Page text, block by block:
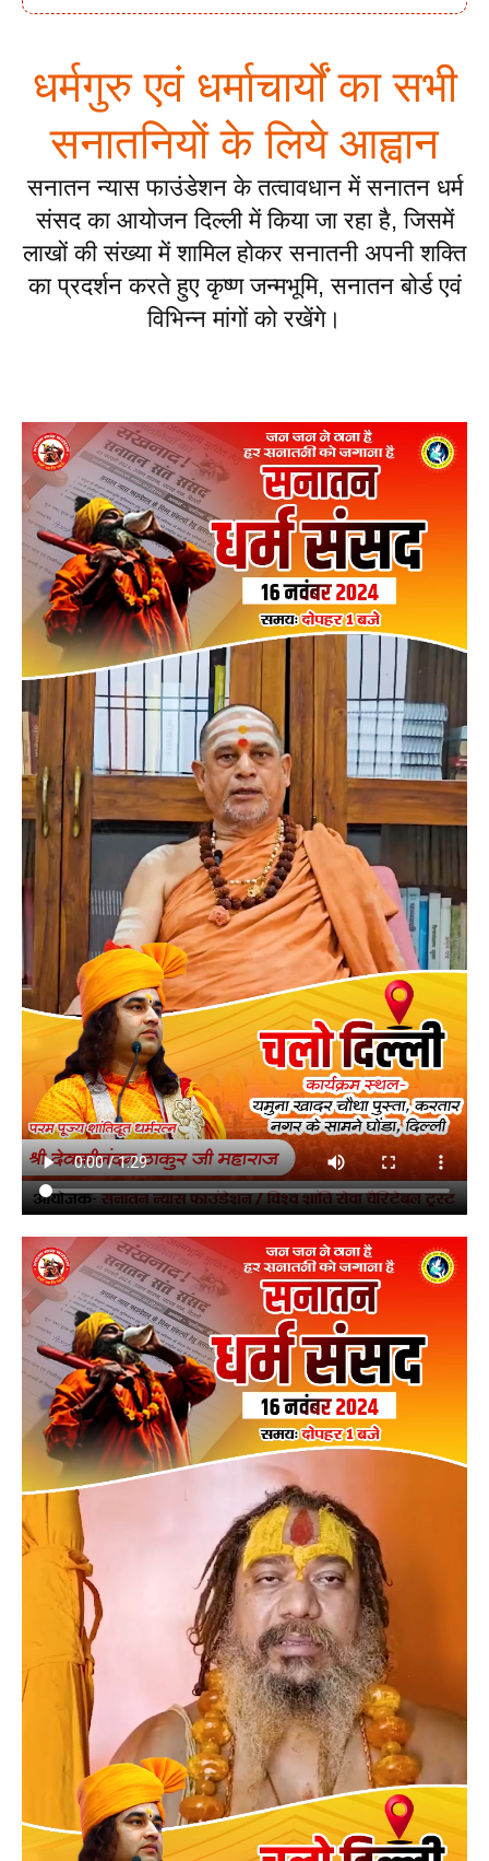
धर्मगुरु एवं धर्माचार्यों का सभी
सनातनियों के लिये आह्वान
सनातन न्यास फाउंडेशन के तत्वावधान में सनातन धर्म
संसद का आयोजन दिल्ली में किया जा रहा है, जिसमें
लाखों की संख्या में शामिल होकर सनातनी अपनी शक्ति
का प्रदर्शन करते हुए कृष्ण जन्मभूमि, सनातन बोर्ड एवं
विभिन्न मांगों को रखेंगे।